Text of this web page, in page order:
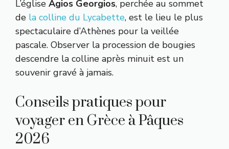
L’église Agios Georgios, perchée au sommet
de la colline du Lycabette, est le lieu le plus
spectaculaire d’Athènes pour la veillée
pascale. Observer la procession de bougies
descendre la colline après minuit est un
souvenir gravé à jamais.
Conseils pratiques pour
voyager en Grèce à Pâques
2026